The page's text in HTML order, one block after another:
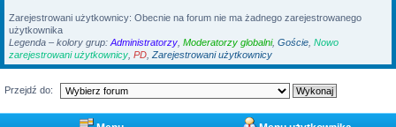
Zarejestrowani użytkownicy: Obecnie na forum nie ma żadnego zarejestrowanego
użytkownika
Legenda – kolory grup: Administratorzy Moderatorzy globalni, Goście Nowo
zarejestrowani użytkownicy PD Zarejestrowani użytkownicy
Przejdź do: